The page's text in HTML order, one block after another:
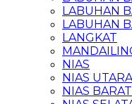
LABUHAN
LABUHAN
LANGKAT
NIAS
NIAS UTARA
NIAS BARAT